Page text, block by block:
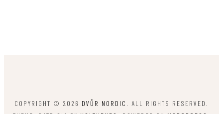
COPYRIGHT © 2026 DVŮR NORDIC . ALL RIGHTS RESERVED.